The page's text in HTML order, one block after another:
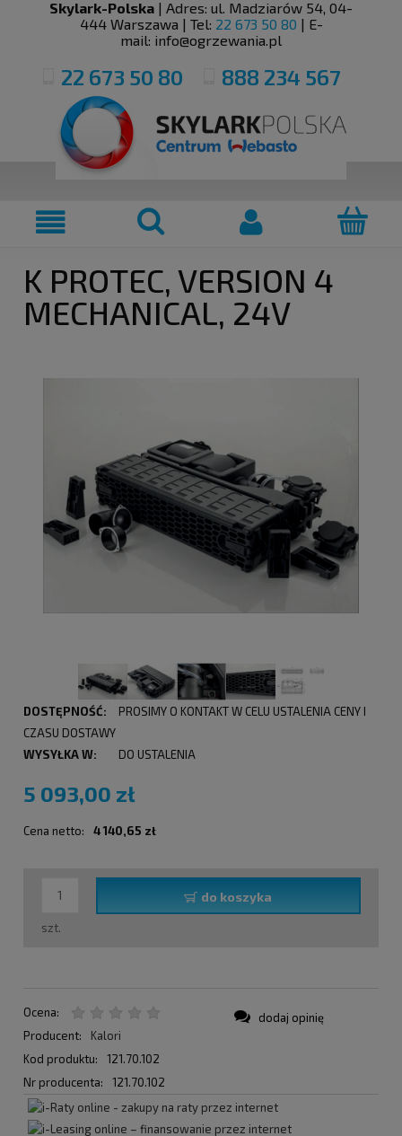
Skylark-Polska | Adres: ul. Madziarów 54, 04-
444 Warszawa | Tel: 22 673 50 80 | E-
mail: info@ogrzewania.pl
22 673 50 80 888 234 567
K PROTEC, VERSION 4
MECHANICAL, 24V
DOSTĘPNOŚĆ:
PROSIMY O KONTAKT W CELU USTALENIA CENY I
CZASU DOSTAWY
WYSYŁKA W:
DO USTALENIA
5 093,00 zł
Cena netto: 4 140,65 zł
szt.
do koszyka
Ocena:
Producent:
Kalori
Kod produktu:
121.70.102
Nr producenta:
121.70.102
dodaj opinię